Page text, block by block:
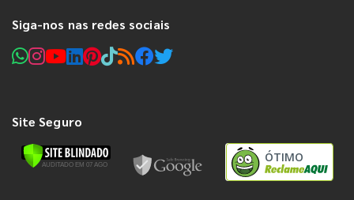
Siga-nos nas redes sociais
Site Seguro
ÓTIMO